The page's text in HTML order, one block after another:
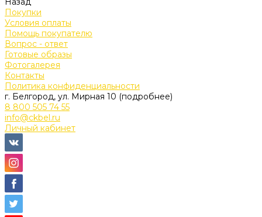
Покупки
Условия оплаты
Помощь покупателю
Вопрос - ответ
Готовые образы
Фотогалерея
Контакты
Политика конфиденциальности
г. Белгород, ул. Мирная 10 (подробнее)
8 800 505 74 55
info@ckbel.ru
Личный кабинет